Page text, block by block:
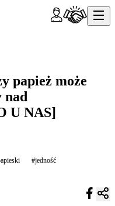
papież może
nad
U NAS]
#jedność